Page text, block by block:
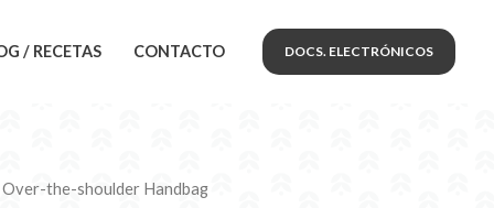
/ RECETAS CONTACTO DOCS. ELECTRÓNICOS
the-shoulder Handbag